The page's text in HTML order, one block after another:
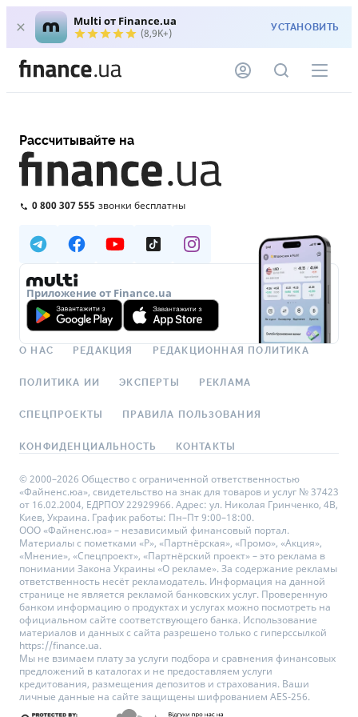
Multi от Finance.ua
(8,9K+) УСТАНОВИТЬ
Рассчитывайте на
0 800 307 555 звонки бесплатны
Приложение от Finance.ua
О НАС РЕДАКЦИЯ РЕДАКЦИОННАЯ ПОЛИТИКА
ПОЛИТИКА ИИ ЭКСПЕРТЫ РЕКЛАМА
СПЕЦПРОЕКТЫ ПРАВИЛА ПОЛЬЗОВАНИЯ
КОНФИДЕНЦИАЛЬНОСТЬ КОНТАКТЫ
© 2000–2026 Общество с ограниченной ответственностью
«Файненс.юа», свидетельство на знак для товаров и услуг № 37423
от 16.02.2004, ЕДРПОУ 22929966. Адрес: ул. Николая Гринченко, 4В,
Киев, Украина. График работы: Пн–Пт 9:00–18:00.
ООО «Файненс.юа» – независимый финансовый портал.
Материалы с пометками «Р», «Партнёрская», «Промо», «Акция»,
«Мнение», «Спецпроект», «Партнёрский проект» – это реклама в
понимании Закона Украины «О рекламе». За содержание рекламы
ответственность несёт рекламодатель. Информация на данной
странице не является рекламой банковских услуг. Проверенную
банком информацию о продуктах и услугах можно посмотреть на
официальном сайте соответствующего банка. Использование
материалов и данных с сайта разрешено только с гиперссылкой
https://finance.ua.
Мы не взимаем плату за услуги подбора и сравнения финансовых
предложений в каталогах и не предоставляем услуги
кредитования, размещения депозитов и страхования. Ваши
личные данные на сайте защищены шифрованием AES-256.